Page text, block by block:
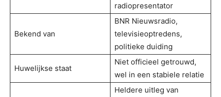
radiopresentator
Bekend van
BNR Nieuwsradio,
televisieoptredens,
politieke duiding
Huwelijkse staat
Niet officieel getrouwd,
wel in een stabiele relatie
Heldere uitleg van